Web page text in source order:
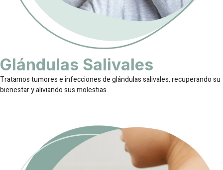
Glándulas Salivales
Tratamos tumores e infecciones de glándulas salivales, recuperando su
bienestar y aliviando sus molestias.